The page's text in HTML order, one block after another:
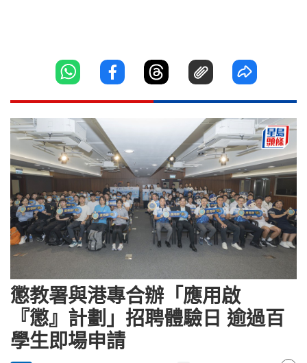
懲教署與港專合辦「應用啟
『懲』計劃」招聘體驗日 逾過百
學生即場申請